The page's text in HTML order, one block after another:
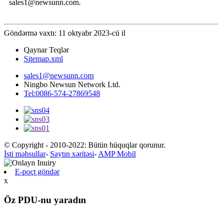
sales1@newsunn.com.
Göndərmə vaxtı: 11 oktyabr 2023-cü il
Qaynar Teqlər
Sitemap.xml
sales1@newsunn.com
Ningbo Newsun Network Ltd.
Tel:0086-574-27869548
© Copyright - 2010-2022: Bütün hüquqlar qorunur.
İsti məhsullar- Saytın xəritəsi- AMP Mobil
E-poçt göndər
x
Öz PDU-nu yaradın